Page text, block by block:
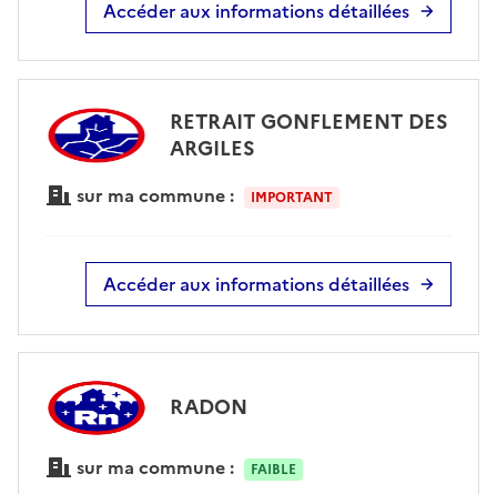
Accéder aux informations détaillées
RETRAIT GONFLEMENT DES
ARGILES
sur ma commune : IMPORTANT
Accéder aux informations détaillées
RADON
sur ma commune : FAIBLE